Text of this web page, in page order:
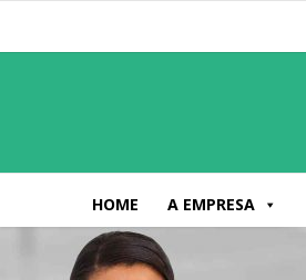
HOME A EMPRESA